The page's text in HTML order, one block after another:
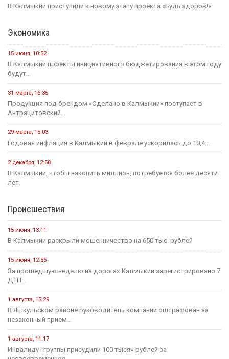
В Калмыкии приступили к новому этапу проекта «Будь здоров!»
Экономика
15 июня, 10:52
В Калмыкии проекты инициативного бюджетирования в этом году
будут...
31 марта, 16:35
Продукция под брендом «Сделано в Калмыкии» поступает в
Антрацитовский...
29 марта, 15:03
Годовая инфляция в Калмыкии в феврале ускорилась до 10,4...
2 декабря, 12:58
В Калмыкии, чтобы накопить миллион, потребуется более десяти
лет.
Происшествия
15 июня, 13:11
В Калмыкии раскрыли мошенничество на 650 тыс. рублей
15 июня, 12:55
За прошедшую неделю на дорогах Калмыкии зарегистрировано 7
ДТП...
1 августа, 15:29
В Яшкульском районе руководитель компании оштрафован за
незаконный прием...
1 августа, 11:17
Инвалиду I группы присудили 100 тысяч рублей за